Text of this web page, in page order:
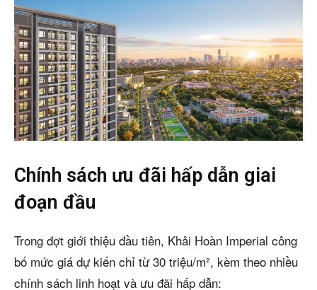
Chính sách ưu đãi hấp dẫn giai
đoạn đầu
Trong đợt giới thiệu đầu tiên, Khải Hoàn Imperial công
bố mức giá dự kiến chỉ từ 30 triệu/m², kèm theo nhiều
chính sách linh hoạt và ưu đãi hấp dẫn: